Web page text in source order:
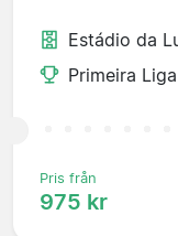
Estádio da
Primeira Liga
Pris från
975 kr